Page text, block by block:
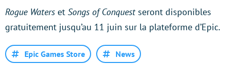
Rogue Waters et Songs of Conquestseront disponibles
gratuitement jusqu’au 11 juin sur la plateforme d’Epic.
Epic Games Store News